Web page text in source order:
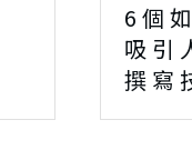
6個
吸引
撰寫